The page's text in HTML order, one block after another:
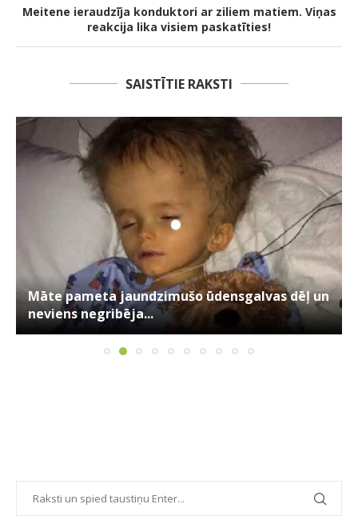
Meitene ieraudzīja konduktori ar ziliem matiem. Viņas
reakcija lika visiem paskatīties!
SAISTĪTIE RAKSTI
Māte pameta jaundzimušo ūdensgalvas dēļ un
neviens negribēja...